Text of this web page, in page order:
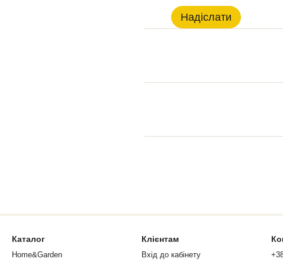
Надіслати
Каталог
Home&Garden
Клієнтам
Вхід до кабінету